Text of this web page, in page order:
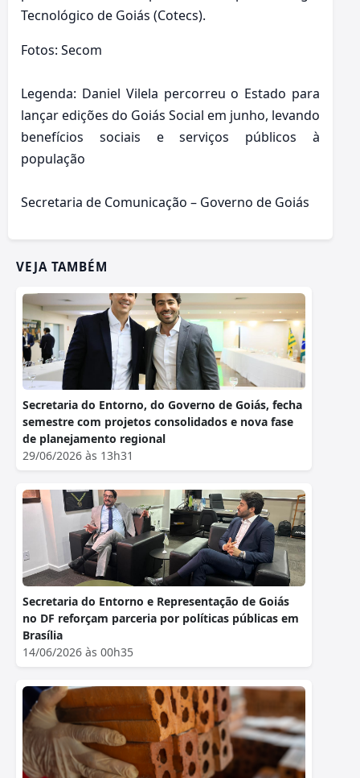
Tecnológico de Goiás (Cotecs).
Fotos: Secom
Legenda: Daniel Vilela percorreu o Estado para
lançar edições do Goiás Social em junho, levando
benefícios sociais e serviços públicos à
população
Secretaria de Comunicação – Governo de Goiás
VEJA TAMBÉM
Secretaria do Entorno, do Governo de Goiás, fecha
semestre com projetos consolidados e nova fase
de planejamento regional
29/06/2026 às 13h31
Secretaria do Entorno e Representação de Goiás
no DF reforçam parceria por políticas públicas em
Brasília
14/06/2026 às 00h35